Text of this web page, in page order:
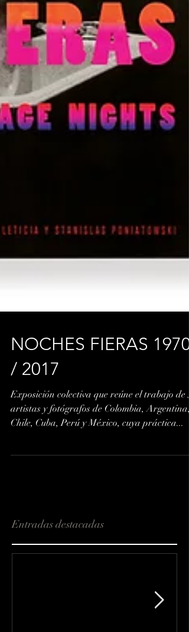
NOCHES FIERAS 1970
/ 2017
Exposición colectiva que reúne el trabajo de
Chile, Cuba, Perú y México, cuya práctica...
Entradas destacadas